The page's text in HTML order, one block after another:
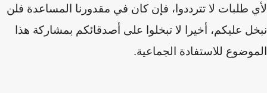
لأي طلبات لا تترددوا، فإن كان في مقدورنا المساعدة فلن
نبخل عليكم، أخيرا لا تبخلوا على أصدقائكم بمشاركة هذا
الموضوع للاستفادة الجماعية.